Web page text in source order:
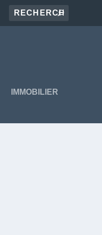
IMMOBILIER